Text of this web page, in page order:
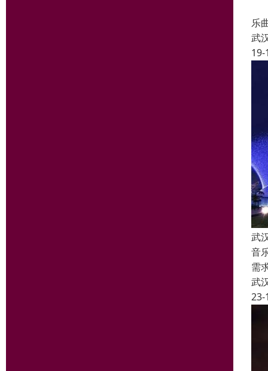
乐
武
19-
武
音
需
武
23-